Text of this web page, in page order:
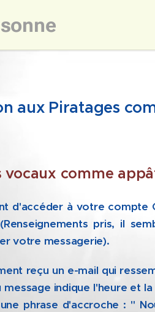
aux Piratages
vocaux comme
d'accéder à votre compte
pris, il
votre messagerie).
reçu un e-mail qui
indique l'heure et
phrase d'accroche : "